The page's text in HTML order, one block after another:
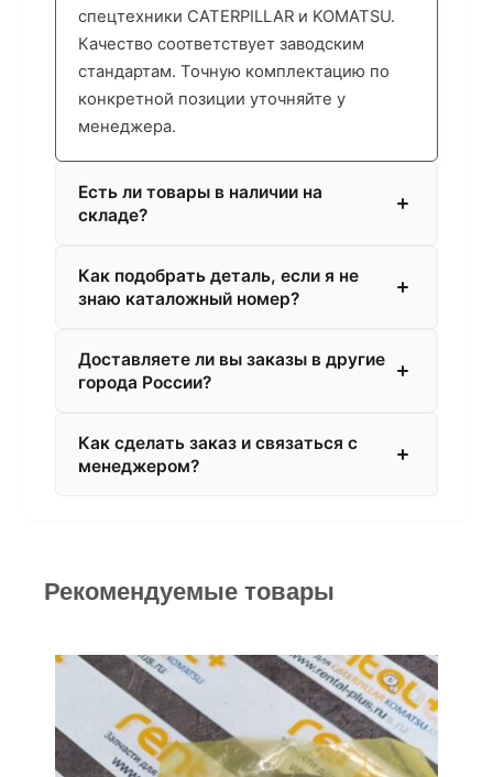
спецтехники CATERPILLAR и KOMATSU.
Качество соответствует заводским
стандартам. Точную комплектацию по
конкретной позиции уточняйте у
менеджера.
Есть ли товары в наличии на
складе?
Как подобрать деталь, если я не
знаю каталожный номер?
Доставляете ли вы заказы в другие
города России?
Как сделать заказ и связаться с
менеджером?
Рекомендуемые товары